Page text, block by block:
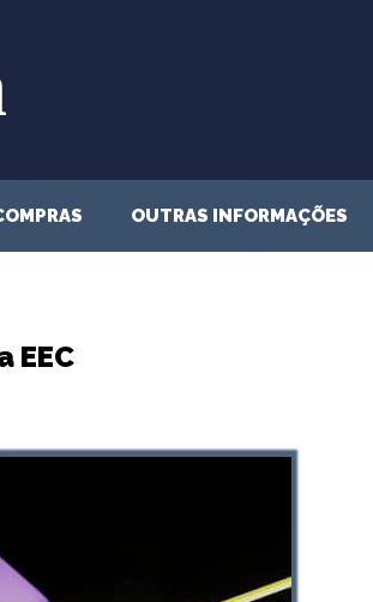
OUTRAS INFORMAÇÕES
EEC